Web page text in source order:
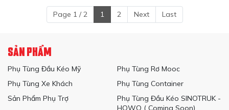
Page 1 / 2 1 2 Next Last
SẢN PHẨM
Phụ Tùng Đầu Kéo Mỹ
Phụ Tùng Rơ Mooc
Phụ Tùng Xe Khách
Phụ Tùng Container
Sản Phẩm Phụ Trợ
Phụ Tùng Đầu Kéo SINOTRUK -
HOWO ( Coming Soon)